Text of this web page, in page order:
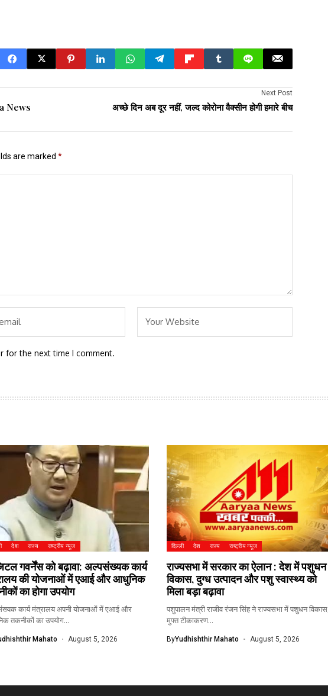
News
Next Post
अच्छे दिन अब दूर नहीं, जल्द कोरोना वैक्सीन होगी हमारे बीच
are marked *
for the next time I comment.
देश राज्य राष्ट्रीय न्यूज
गवर्नेंस को बढ़ावा: अल्पसंख्यक कार्य
की योजनाओं में एआई और आधुनिक
का होगा उपयोग
कार्य मंत्रालय अपनी योजनाओं में एआई और
तकनीकों का उपयोग...
Mahato August 5, 2026
दिल्ली देश राज्य राष्ट्रीय न्यूज
राज्यसभा में सरकार का ऐलान : देश में पशुधन
विकास, दुग्ध उत्पादन और पशु स्वास्थ्य को
मिला बड़ा बढ़ावा
पशुपालन मंत्री राजीव रंजन सिंह ने राज्यसभा में पशुधन विकास,
मुफ्त टीकाकरण...
ByYudhishthir Mahato August 5, 2026